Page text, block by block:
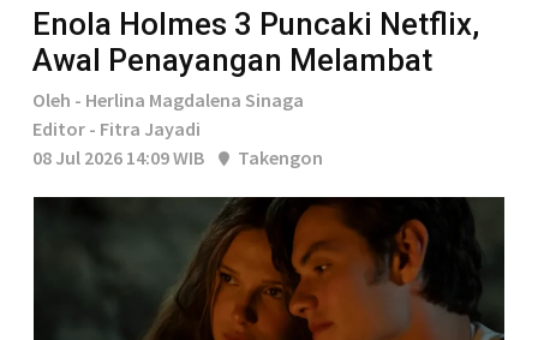
Enola Holmes 3 Puncaki Netflix,
Awal Penayangan Melambat
Oleh - Herlina Magdalena Sinaga
Editor - Fitra Jayadi
08 Jul 2026 14:09 WIB
Takengon